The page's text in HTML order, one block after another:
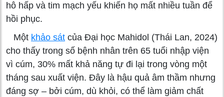
hô hấp và tim mạch yếu khiến họ mất nhiều tuần để
hồi phục.
Một khảo sát của Đại học Mahidol (Thái Lan, 2024)
cho thấy trong số bệnh nhân trên 65 tuổi nhập viện
vì cúm, 30% mất khả năng tự đi lại trong vòng một
tháng sau xuất viện. Đây là hậu quả âm thầm nhưng
đáng sợ – bởi cúm, dù khỏi, có thể làm giảm chất